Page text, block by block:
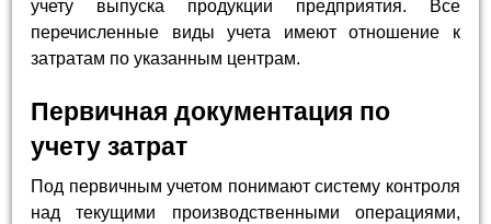
учету выпуска продукции предприятия. Все
перечисленные виды учета имеют отношение к
затратам по указанным центрам.
Первичная документация по
учету затрат
Под первичным учетом понимают систему контроля
над текущими производственными операциями,